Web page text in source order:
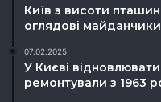
Київ з висоти
оглядові майданчики
07.02.2025
У Києві
ремонтували з 1963